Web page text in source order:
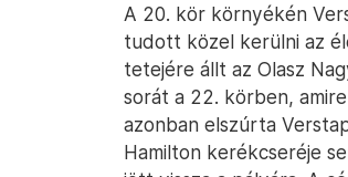
A 20. kör környékén
tudott közel kerülni az
tetejére állt az Olasz
sorát a 22. körben,
azonban elszúrta
Hamilton kerékcseréje